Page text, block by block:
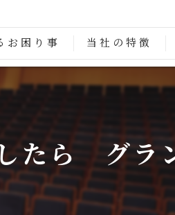
お困り事 当社の特徴
調律
レンタル
たら グラ